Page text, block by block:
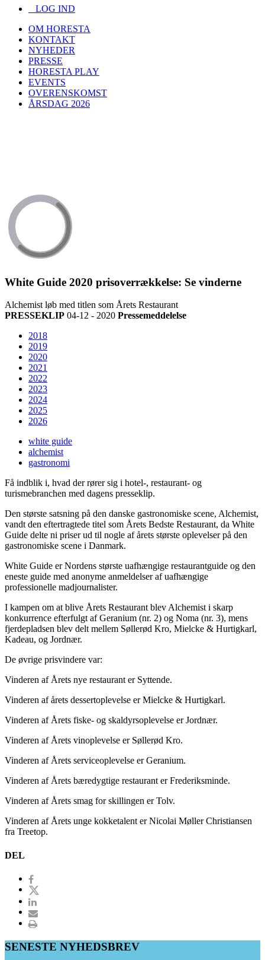
LOG IND
OM HORESTA
KONTAKT
NYHEDER
PRESSE
HORESTA PLAY
EVENTS
OVERENSKOMST
ÅRSDAG 2026
White Guide 2020 prisoverrækkelse: Se vinderne
Alchemist løb med titlen som Årets Restaurant
PRESSEKLIP 04-12 - 2020 Pressemeddelelse
2018
2019
2020
2021
2022
2023
2024
2025
2026
white guide
alchemist
gastronomi
Få indblik i, hvad der rører sig i hotel-, restaurant- og
turismebranchen med dagens presseklip.
Den største satsning på den danske gastronomiske scene, Alchemist,
vandt den eftertragtede titel som Årets Bedste Restaurant, da White
Guide delte ni priser ud til nogle af årets største oplevelser på den
gastronomiske scene i Danmark.
White Guide er Nordens største uafhængige restaurantguide og den
eneste guide med anonyme anmeldelser af uafhængige
professionelle madjournalister.
I kampen om at blive Årets Restaurant blev Alchemist i skarp
konkurrence efterfulgt af Geranium (nr. 2) og Noma (nr. 3), mens
fjerdepladsen blev delt mellem Søllerød Kro, Mielcke & Hurtigkarl,
Kadeau, og Jordnær.
De øvrige prisvindere var:
Vinderen af Årets nye restaurant er Syttende.
Vinderen af årets dessertoplevelse er Mielcke & Hurtigkarl.
Vinderen af Årets fiske- og skaldyrsoplevelse er Jordnær.
Vinderen af Årets vinoplevelse er Søllerød Kro.
Vinderen af Årets serviceoplevelse er Geranium.
Vinderen af Årets bæredygtige restaurant er Frederiksminde.
Vinderen af Årets smag for skillingen er Tolv.
Vinderen af Årets unge kokketalent er Nicolai Møller Christiansen
fra Treetop.
DEL
SENESTE NYHEDSBREV